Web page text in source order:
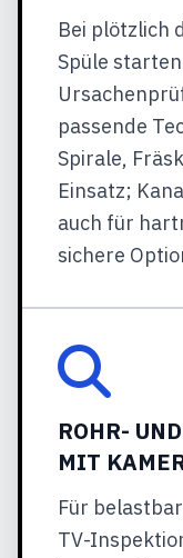
Bei plötzlich
Spüle
passende
Spirale,
Einsatz;
auch für
sichere
ROHR-
MIT
Für
TV-